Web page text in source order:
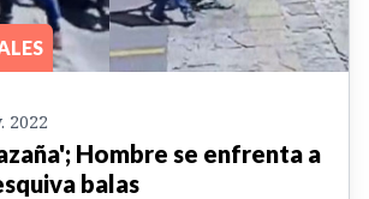
2022
Hombre se enfrenta a
balas